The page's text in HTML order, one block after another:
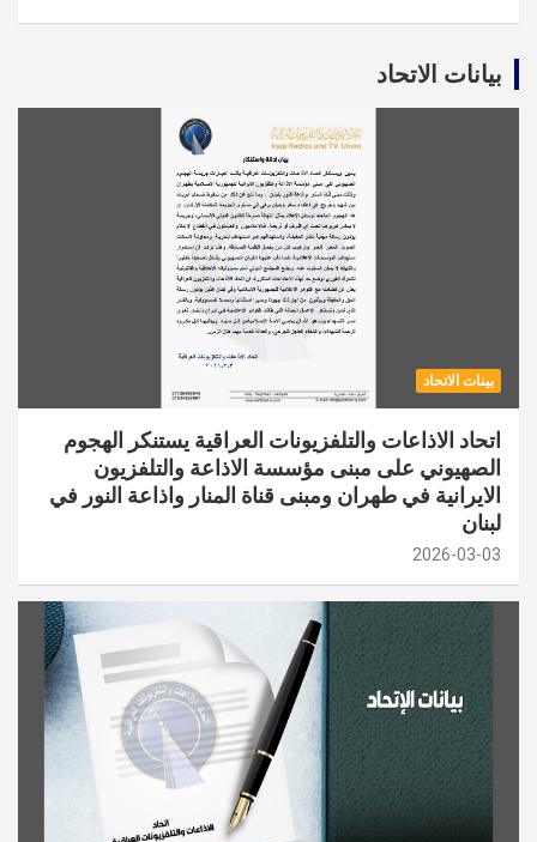
بيانات الاتحاد
بينات الاتحاد
اتحاد الاذاعات والتلفزيونات العراقية يستنكر الهجوم
الصهيوني على مبنى مؤسسة الاذاعة والتلفزيون
الايرانية في طهران ومبنى قناة المنار واذاعة النور في
لبنان
2026-03-03